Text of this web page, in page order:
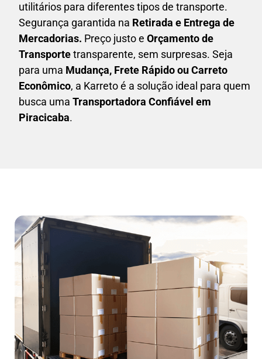
utilitários para diferentes tipos de transporte.
Segurança garantida na Retirada e Entrega de
Mercadorias. Preço justo e Orçamento de
Transportetransparente, sem surpresas. Seja
para uma Mudança, Frete Rápido ou Carreto
Econômico, a Karretoé a solução ideal para quem
busca uma Transportadora Confiável em
Piracicaba.